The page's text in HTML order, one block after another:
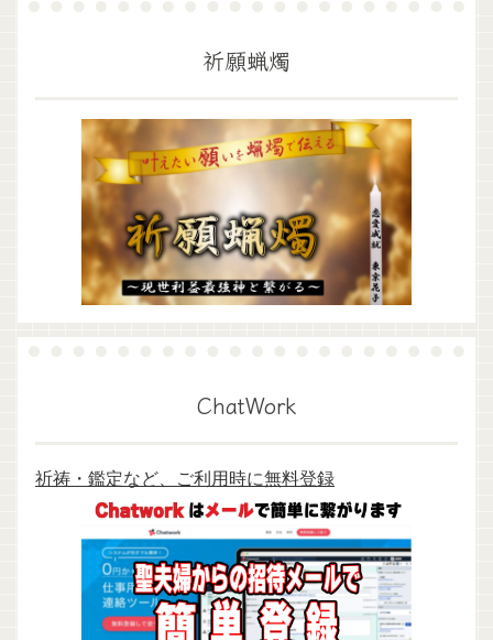
祈願蝋燭
ChatWork
祈祷・鑑定など、ご利用時に無料登録